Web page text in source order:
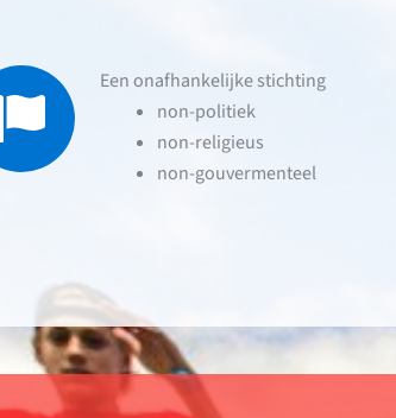
Een onafhankelijke stichting
non-politiek
non-religieus
non-gouvermenteel